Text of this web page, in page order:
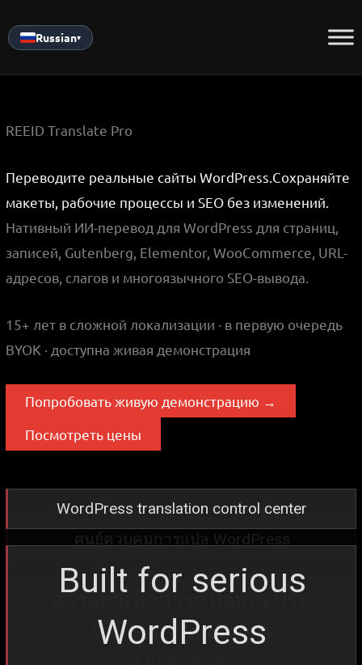
to
Russian▾
REEID Translate Pro
Переводите реальные сайты WordPress. Сохраняйте
макеты, рабочие процессы и SEO без изменений.
Нативный ИИ-перевод для WordPress для страниц,
записей, Gutenberg, Elementor, WooCommerce, URL-
адресов, слагов и многоязычного SEO-вывода.
15+ лет в сложной локализации · в первую очередь
BYOK · доступна живая демонстрация
Попробовать живую демонстрацию →
Посмотреть цены
ศูนย์ควบคุมการแปล WordPress
สร้างมาเพื่อการแปลและปรับ
เว็บไซต์ WordPress